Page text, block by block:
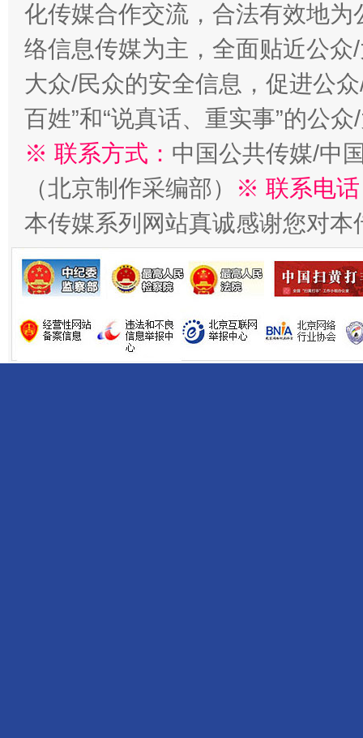
揭开“小金库”的免责幌子
化传媒合作交流，合法有效地
络信息传媒为主，全面贴近公
大众/民众的安全信息，促进公
百姓”和“说真话、重实事”的公
※ 联系方式： 中国公共传媒/中
（北京制作采编部）
※ 联系电
本传媒系列网站真诚感谢您对